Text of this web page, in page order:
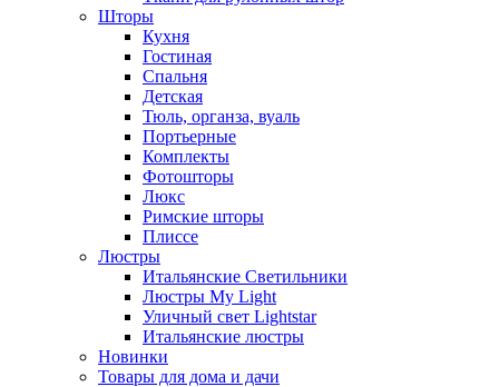
Шторы
Кухня
Гостиная
Спальня
Детская
Тюль, органза, вуаль
Портьерные
Комплекты
Фотошторы
Люкс
Римские шторы
Плиссе
Люстры
Итальянские Светильники
Люстры My Light
Уличный свет Lightstar
Итальянские люстры
Новинки
Товары для дома и дачи